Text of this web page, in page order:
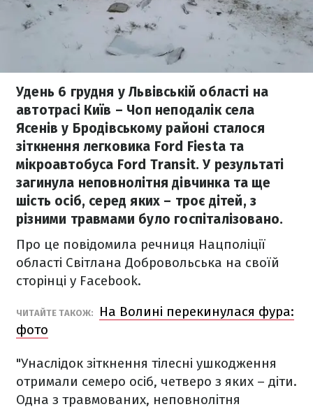
Удень 6 грудня у Львівській області на
автотрасі Київ – Чоп неподалік села
Ясенів у Бродівському районі сталося
зіткнення легковика Ford Fiesta та
мікроавтобуса Ford Transit. У результаті
загинула неповнолітня дівчинка та ще
шість осіб, серед яких – троє дітей, з
різними травмами було госпіталізовано.
Про це повідомила речниця Нацполіції
області Світлана Добровольська на своїй
сторінці у Facebook.
ЧИТАЙТЕ ТАКОЖ:
На Волині перекинулася фура:
фото
"Унаслідок зіткнення тілесні ушкодження
отримали семеро осіб, четверо з яких – діти.
Одна з травмованих, неповнолітня